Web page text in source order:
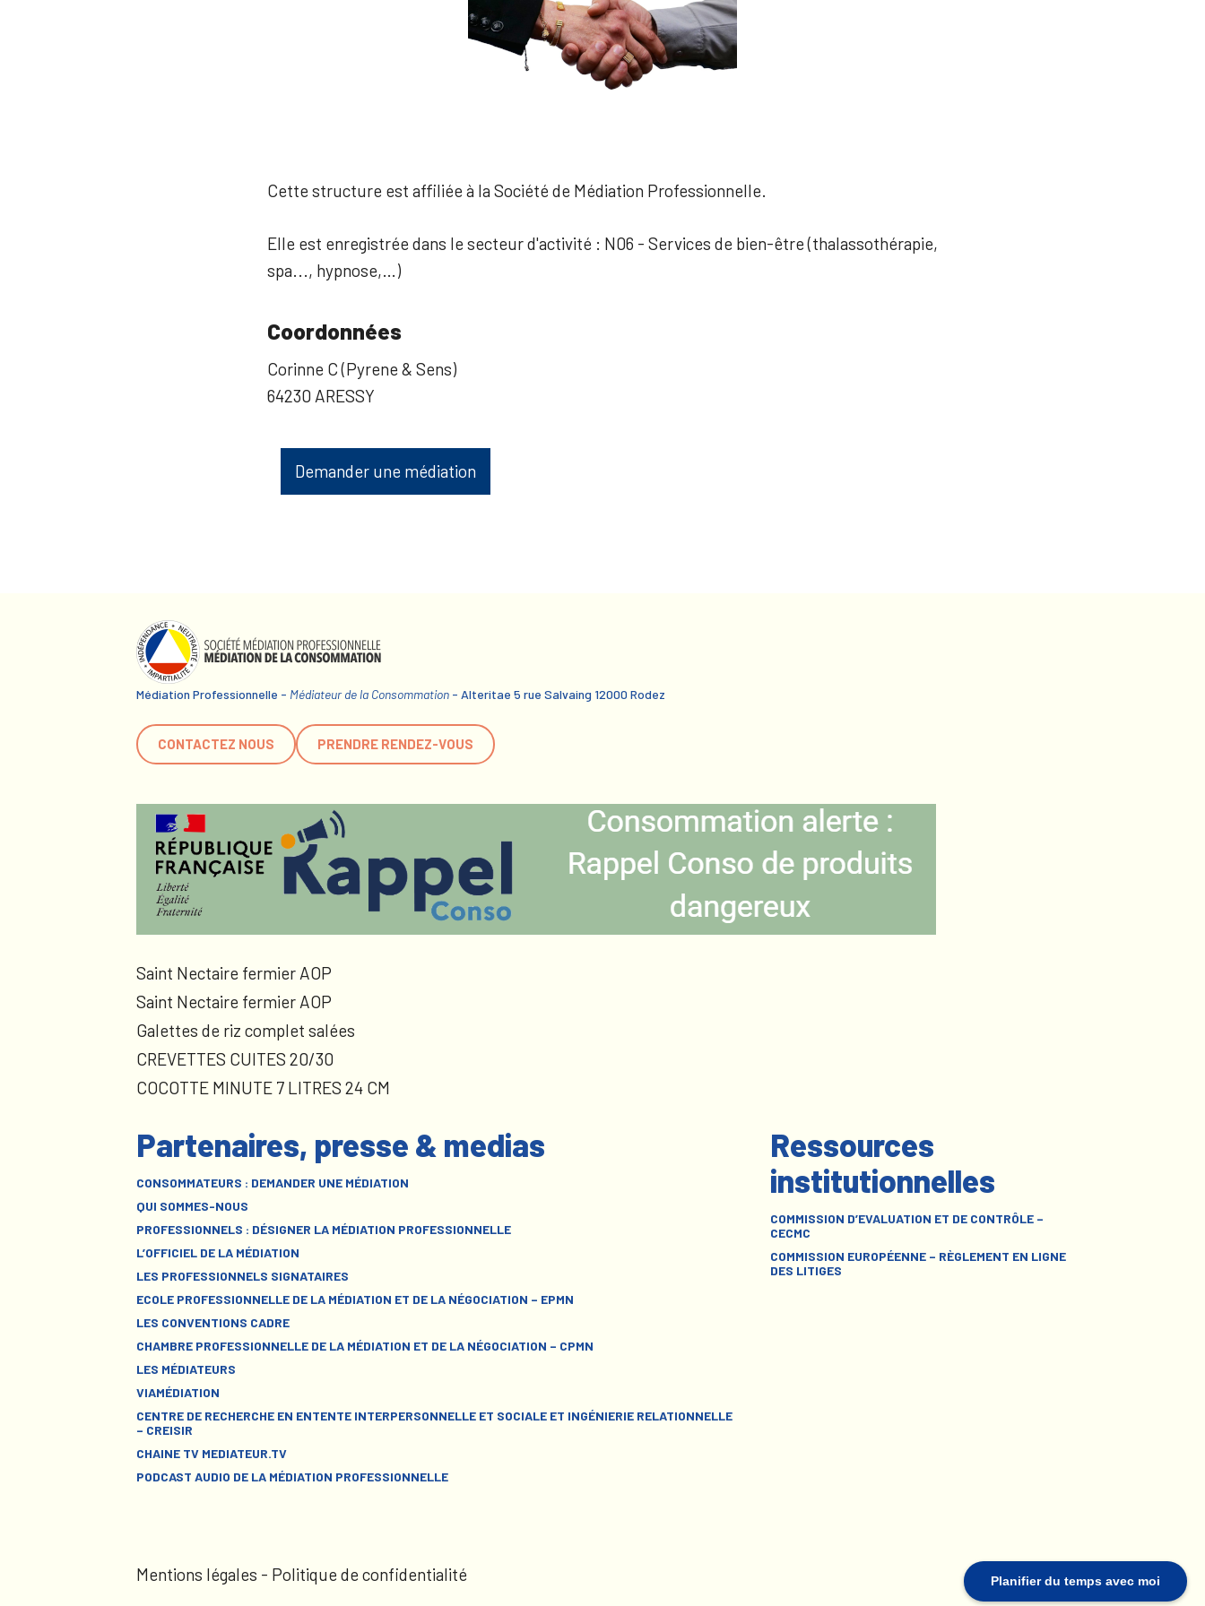
Planifier du temps avec moi
Cette structure est affiliée à la Société de Médiation Professionnelle.
Elle est enregistrée dans le secteur d'activité : N06 - Services de bien-être (thalassothérapie,
spa..., hypnose,…)
Coordonnées
Corinne C (Pyrene & Sens)
64230 ARESSY
Demander une médiation
Médiation Professionnelle - Médiateur de la Consommation - Alteritae 5 rue Salvaing 12000 Rodez
CONTACTEZ NOUS PRENDRE RENDEZ-VOUS
Saint Nectaire fermier AOP
Saint Nectaire fermier AOP
Galettes de riz complet salées
CREVETTES CUITES 20/30
COCOTTE MINUTE 7 LITRES 24 CM
Partenaires, presse & medias
CONSOMMATEURS : DEMANDER UNE MÉDIATION
QUI SOMMES-NOUS
PROFESSIONNELS : DÉSIGNER LA MÉDIATION PROFESSIONNELLE
L’OFFICIEL DE LA MÉDIATION
LES PROFESSIONNELS SIGNATAIRES
ECOLE PROFESSIONNELLE DE LA MÉDIATION ET DE LA NÉGOCIATION – EPMN
LES CONVENTIONS CADRE
CHAMBRE PROFESSIONNELLE DE LA MÉDIATION ET DE LA NÉGOCIATION – CPMN
LES MÉDIATEURS
VIAMÉDIATION
CENTRE DE RECHERCHE EN ENTENTE INTERPERSONNELLE ET SOCIALE ET INGÉNIERIE RELATIONNELLE
– CREISIR
CHAINE TV MEDIATEUR.TV
PODCAST AUDIO DE LA MÉDIATION PROFESSIONNELLE
Ressources
institutionnelles
COMMISSION D’EVALUATION ET DE CONTRÔLE –
CECMC
COMMISSION EUROPÉENNE – RÈGLEMENT EN LIGNE
DES LITIGES
Mentions légales - Politique de confidentialité